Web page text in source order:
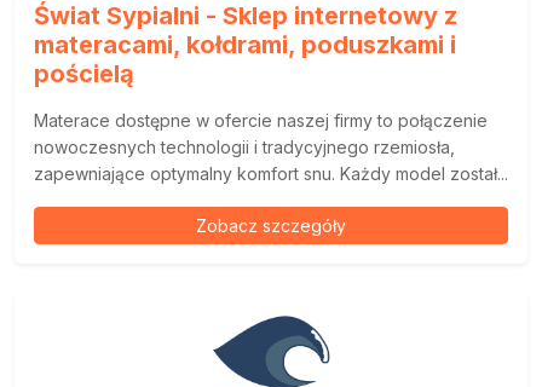
Świat Sypialni - Sklep internetowy z
materacami, kołdrami, poduszkami i
pościelą
Materace dostępne w ofercie naszej firmy to połączenie
nowoczesnych technologii i tradycyjnego rzemiosła,
zapewniające optymalny komfort snu. Każdy model został...
Zobacz szczegóły